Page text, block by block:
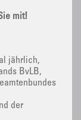
mit!
jährlich,
BvLB,
der